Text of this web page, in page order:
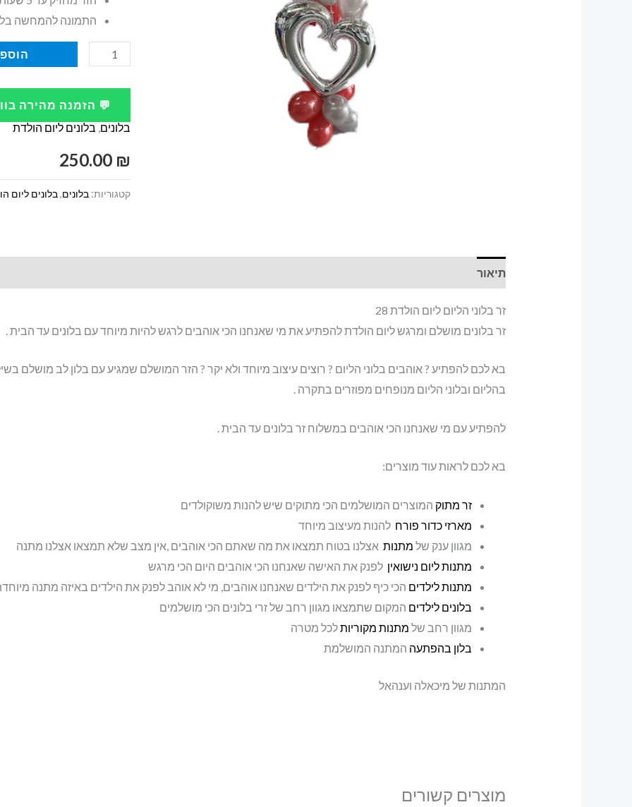
התמונה להמחשה
כמות
זר
הליום
ליום
28
💬 הזמנה מהירה
בלונים, בלונים ליום הולדת
250.00 ₪
קטגוריות:בלונים,בלונים ליום
תיאור
זר בלוני הליום ליום הולדת 28
זר בלונים מושלם ומרגש ליום הולדת להפתיע את מי שאנחנו הכי אוהבים לרגש להיות מיוחד עם בלונים עד הבית .
בא לכם להפתיע ? אוהבים בלוני הליום ? רוצים עיצוב מיוחד ולא יקר ? הזר המושלם שמגיע עם בלון לב מושלם
בהליום ובלוני הליום מנופחים מפוזרים בתקרה .
להפתיע עם מי שאנחנו הכי אוהבים במשלוח זר בלונים עד הבית .
בא לכם לראות עוד מוצרים:
זר מתוק המוצרים המושלמים הכי מתוקים שיש להנות משוקולדים
מארזי כדור פורח להנות מעיצוב מיוחד
מגוון ענק של מתנות אצלנו בטוח תמצאו את מה שאתם הכי אוהבים ,אין מצב שלא תמצאו אצלנו מתנה
מתנות ליום נישואין לפנק את האישה שאנחנו הכי אוהבים היום הכי מרגש
מתנות לילדים הכי כיף לפנק את הילדים שאנחנו אוהבים, מי לא אוהב לפנק את הילדים באיזה מתנה
בלונים לילדים המקום שתמצאו מגוון רחב של זרי בלונים הכי מושלמים
מגוון רחב של מתנות מקוריותלכל מטרה
בלון בהפתעה המתנה המושלמת
המתנות של מיכאלה וענהאל
מוצרים קשורים